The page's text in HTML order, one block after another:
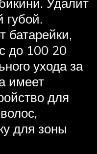
губой.
батарейки,
до 100 20
ухода за
имеет
для
для зоны